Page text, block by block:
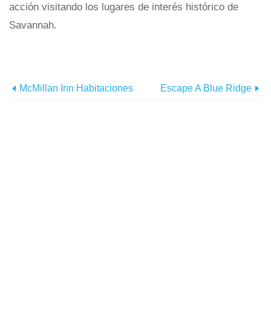
acción visitando los lugares de interés histórico de
Savannah.
McMillan Inn Habitaciones Escape A Blue Ridge